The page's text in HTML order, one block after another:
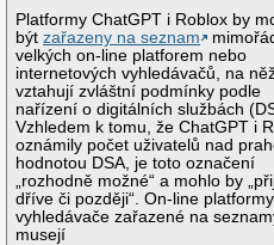
Platformy ChatGPT i Roblox by
býtzařazeny na seznam
velkých on-line platforem nebo
internetových vyhledávačů, na
vztahují zvláštní podmínky podle
nařízení o digitálních službách
Vzhledem k tomu, že ChatGPT i
oznámily počet uživatelů nad
hodnotou DSA, je toto označení
„rozhodně možné“ a mohlo by
dříve či později“. On-line
vyhledávače zařazené na
musejí